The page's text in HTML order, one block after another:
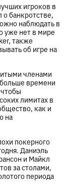
игроков в
о банкротстве,
наблюдать в
уже нет в мире
также
об игре на
членами
времени
лимитах в
как и
на
покерного
Даниэль
и Майкл
за столами,
периода